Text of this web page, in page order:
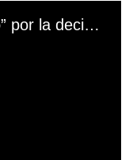
Vílchez: “Vamos en positivo” por la decisión del JNE para inscripción de candidatos al Congreso